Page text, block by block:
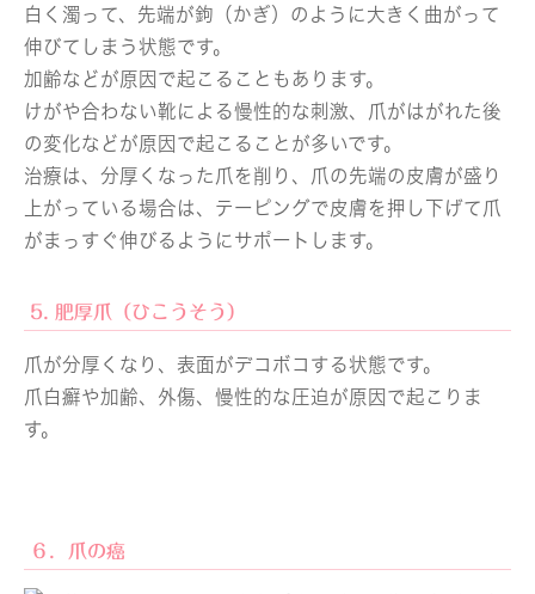
白く濁って、先端が鉤（かぎ）のように大きく曲がって
伸びてしまう状態です。
加齢などが原因で起こることもあります。
けがや合わない靴による慢性的な刺激、爪がはがれた後
の変化などが原因で起こることが多いです。
治療は、分厚くなった爪を削り、爪の先端の皮膚が盛り
上がっている場合は、テーピングで皮膚を押し下げて爪
がまっすぐ伸びるようにサポートします。
5. 肥厚爪（ひこうそう）
爪が分厚くなり、表面がデコボコする状態です。
爪白癬や加齢、外傷、慢性的な圧迫が原因で起こりま
す。
６．爪の癌